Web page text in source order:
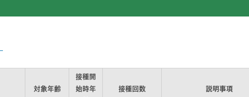
対象年齢
接種開
始時年
接種回数 説明事項